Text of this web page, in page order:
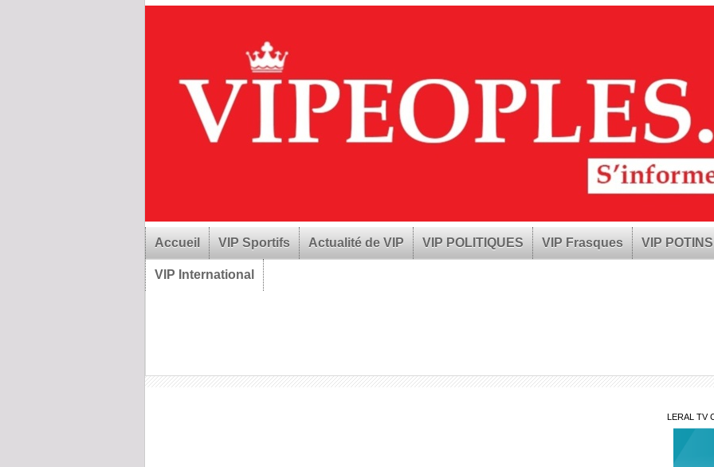
Accueil VIP Sportifs Actualité de VIP VIP POLITIQUES VIP Frasques VIP POTINS
VIP International
LERAL TV